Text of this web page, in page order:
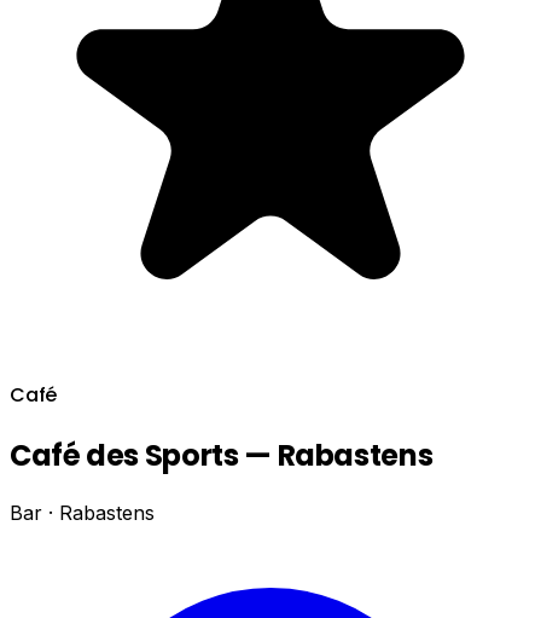
Café
Café des Sports — Rabastens
Bar · Rabastens